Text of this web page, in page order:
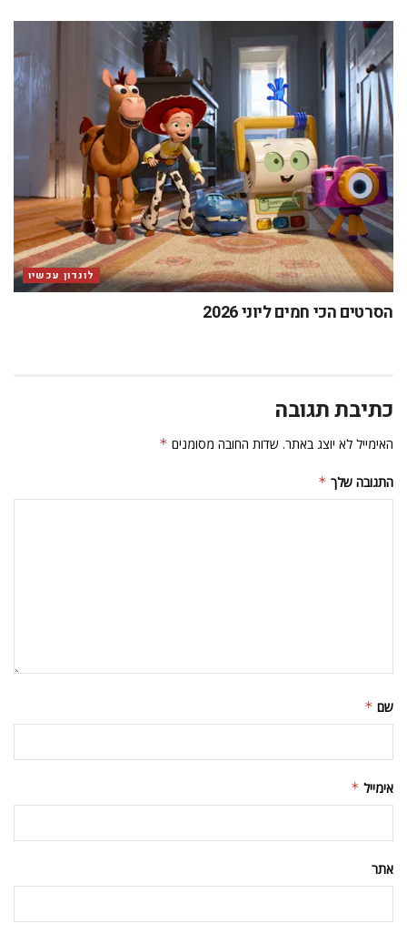
לונדון עכשיו
הסרטים הכי חמים ליוני 2026
כתיבת תגובה
האימייל לא יוצג באתר. שדות החובה מסומנים *
התגובה שלך *
שם *
אימייל *
אתר